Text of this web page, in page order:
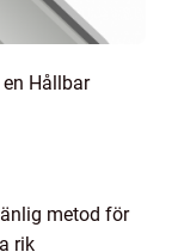
Hållbar
metod för
rik